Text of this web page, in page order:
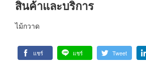
สินค้าและบริการ
ไม้กวาด
แชร์ แชร์ Tweet